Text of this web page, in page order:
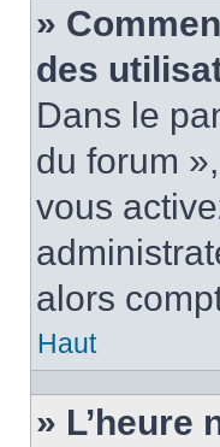
»
des
Dans le
du forum
vous
alors
Haut
» L’heure